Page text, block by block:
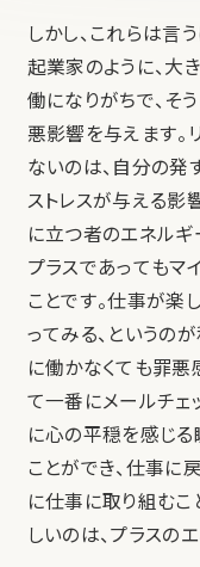
しかし、これらは言
起業家のように、大
働になりがちで、そ
悪影響を与えます。
ないのは、自分の発
ストレスが与える影
に立つ者のエネルギ
プラスであってもマ
ことです。仕事が楽
ってみる、というの
に働かなくても罪悪
て一番にメールチェ
に心の平穏を感じる
ことができ、仕事に
に仕事に取り組むこ
しいのは、プラスの